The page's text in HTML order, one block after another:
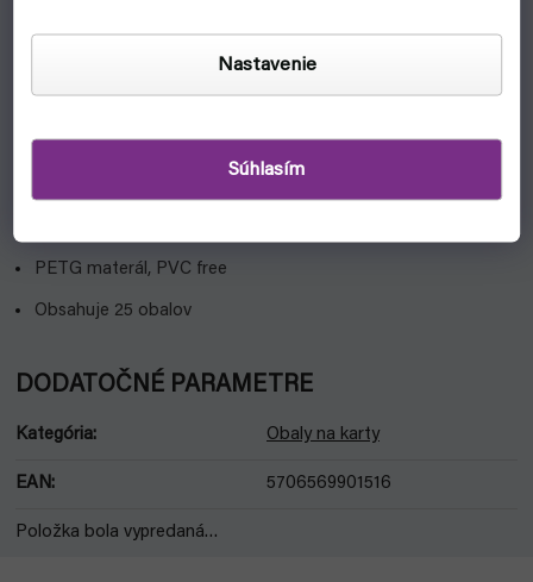
Nastavenie
Súhlasím
Sadne na karty štandardných rozmerov 63,5 x 88mm.
Vlastnosti:
Výrobca: Arcane Tinmen
PETG materál, PVC free
Obsahuje 25 obalov
DODATOČNÉ PARAMETRE
Kategória: Obaly na karty
EAN: 5706569901516
Položka bola vypredaná…